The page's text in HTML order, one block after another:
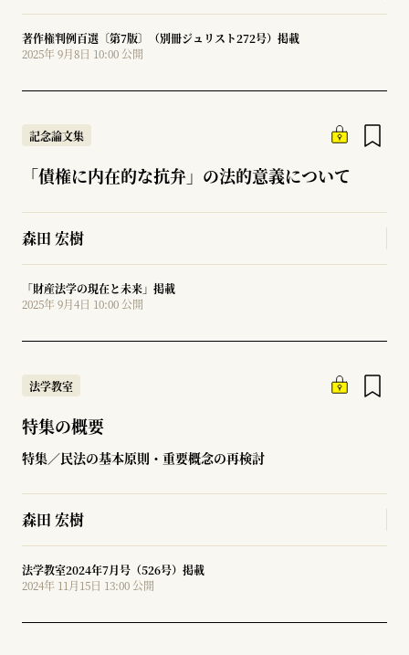
著作権判例百選〔第7版〕（別冊ジュリスト272号）掲載
2025年 9月8日 10:00 公開
記念論文集
「債権に内在的な抗弁」の法的意義について
森田 宏樹
「財産法学の現在と未来」掲載
2025年 9月4日 10:00 公開
法学教室
特集の概要
特集／民法の基本原則・重要概念の再検討
森田 宏樹
法学教室2024年7月号（526号）掲載
2024年 11月15日 13:00 公開